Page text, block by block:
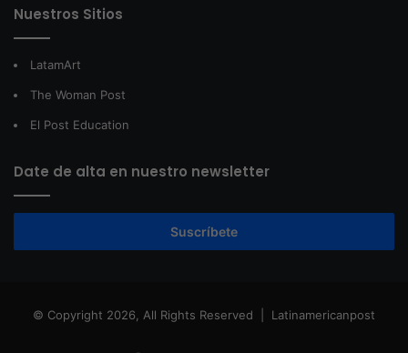
Nuestros Sitios
LatamArt
The Woman Post
El Post Education
Date de alta en nuestro newsletter
Suscríbete
© Copyright 2026, All Rights Reserved | Latinamericanpost